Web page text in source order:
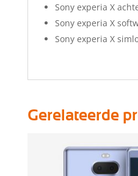
Sony experia X
Sony experia X
Sony experia X
Gerelateerde